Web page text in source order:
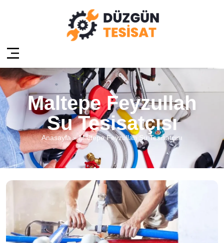
Maltepe Feyzullah
Su Tesisatçısı
Anasayfa »Maltepe Feyzullah Su Tesisatçısı